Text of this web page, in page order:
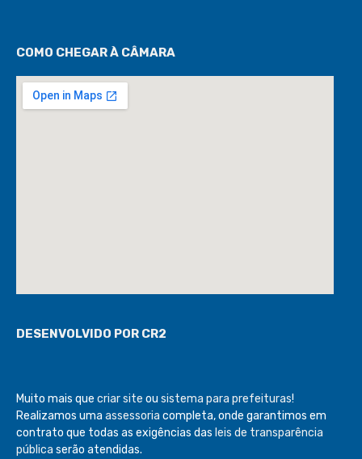
COMO CHEGAR À CÂMARA
DESENVOLVIDO POR CR2
Muito mais que criar site ou sistema para prefeituras!
Realizamos uma assessoria completa, onde garantimos em
contrato que todas as exigências das leis de transparência
pública serão atendidas.